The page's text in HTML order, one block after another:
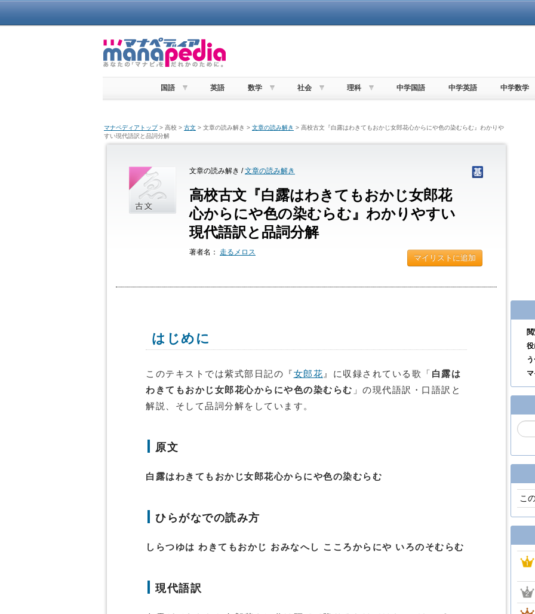
国語 英語 数学 社会 理科 中学国語 中学英語 中学数学
マナペディアトップ> 高校 > 古文 > 文章の読み解き > 文章の読み解き > 高校古文『白露はわきてもおかじ女郎花心からにや色の染むらむ』わかりや
すい現代語訳と品詞分解
文章の読み解き /文章の読み解き
高校古文『白露はわきてもおかじ女郎花
心からにや色の染むらむ』わかりやすい
現代語訳と品詞分解
著者名： 走るメロス
マイリストに追加
はじめに
このテキストでは紫式部日記の『女郎花 』に収録されている歌「 白露は
わきてもおかじ女郎花心からにや色の染むらむ 」の現代語訳・口語訳と
解説、そして品詞分解をしています。
原文
白露はわきてもおかじ女郎花心からにや色の染むらむ
ひらがなでの読み方
しらつゆは わきてもおかじ おみなへし こころからにや いろのそむらむ
現代語訳
こ